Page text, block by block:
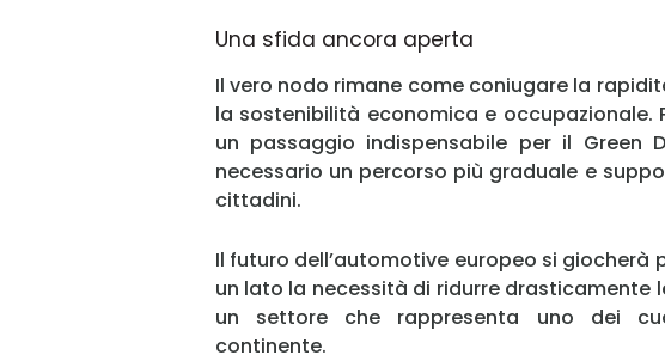
Una sfida ancora aperta
Il vero nodo rimane come coniugare la
la sostenibilità economica e occupazionale.
un passaggio indispensabile per il Green
necessario un percorso più graduale e
cittadini.
Il futuro dell’automotive europeo si
un lato la necessità di ridurre drasticamente
un settore che rappresenta uno dei
continente.